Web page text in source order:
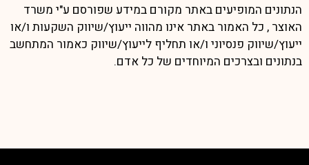
הנתונים המופיעים באתר מקורם במידע שפורסם ע"י משרד
האוצר , כל האמור באתר אינו מהווה ייעוץ/שיווק השקעות ו/או
ייעוץ/שיווק פנסיוני ו/או תחליף לייעוץ/שיווק כאמור המתחשב
בנתונים ובצרכים המיוחדים של כל אדם.